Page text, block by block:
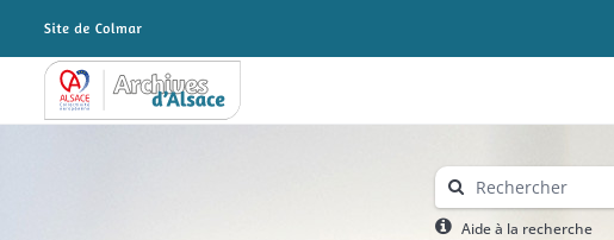
Archives Alsace - Colmar
Aide à la recherche